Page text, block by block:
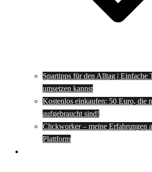
Spartipps für den Alltag | Einfache
umsetzen kannst
Kostenlos einkaufen: 50 Euro, die
aufgebraucht sind!
Clickworker – meine Erfahrungen
Plattform